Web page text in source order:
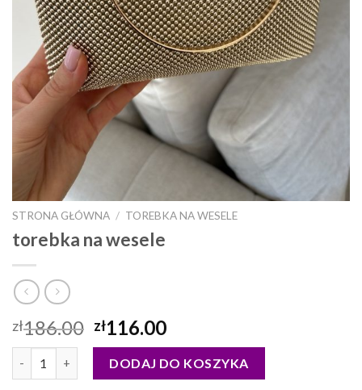
STRONA GŁÓWNA / TOREBKA NA WESELE
torebka na wesele
zł186.00 zł116.00
DODAJ DO KOSZYKA